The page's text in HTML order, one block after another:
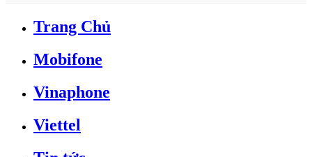
Trang Chủ
Mobifone
Vinaphone
Viettel